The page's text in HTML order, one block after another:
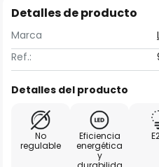
Detalles de producto
Marca
Ref.:
Detalles del producto
No
regulable
Eficiencia
energética
y